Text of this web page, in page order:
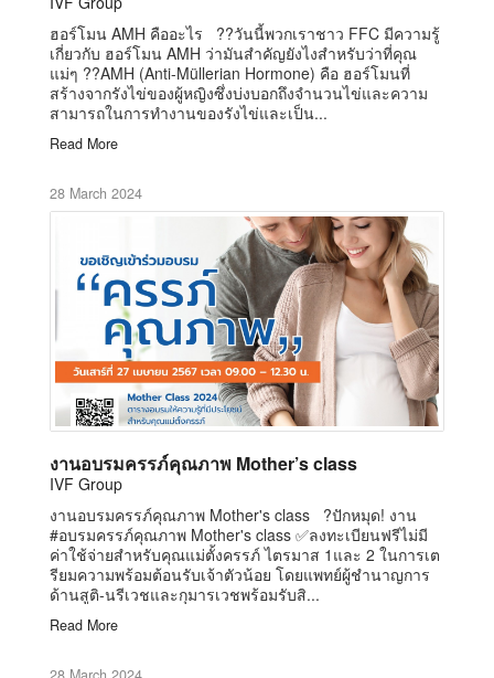
ฮอร์โมน AMH คืออะไร ??วันนี้พวกเราชาว FFC มีความรู้
เกี่ยวกับ ฮอร์โมน AMH ว่ามันสำคัญยังไงสำหรับว่าที่คุณ
แม่ๆ ??AMH (Anti-Müllerian Hormone) คือ ฮอร์โมนที่
สร้างจากรังไข่ของผู้หญิงซึ่งบ่งบอกถึงจำนวนไข่และความ
สามารถในการทำงานของรังไข่และเป็น...
Read More
28 March 2024
งานอบรมครรภ์คุณภาพ Mother’s class
IVF Group
งานอบรมครรภ์คุณภาพ Mother's class ?ปักหมุด! งาน
#อบรมครรภ์คุณภาพ Mother's class ✅ลงทะเบียนฟรีไม่มี
ค่าใช้จ่ายสำหรับคุณแม่ตั้งครรภ์ ไตรมาส 1และ 2 ในการเต
รียมความพร้อมต้อนรับเจ้าตัวน้อย โดยแพทย์ผู้ชำนาญการ
ด้านสูติ-นรีเวชและกุมารเวชพร้อมรับสิ...
Read More